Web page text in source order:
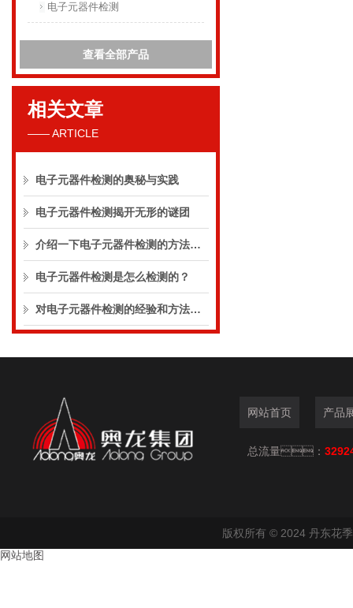
电子元器件检测
查看全部产品
相关文章
—— ARTICLE
电子元器件检测的奥秘与实践
电子元器件检测揭开无形的谜团
介绍一下电子元器件检测的方法和技术
电子元器件检测是怎么检测的？
对电子元器件检测的经验和方法进行介绍供大家参考
网站首页 产品
总流量：
版权所有 © 2024 丹东花
网站地图